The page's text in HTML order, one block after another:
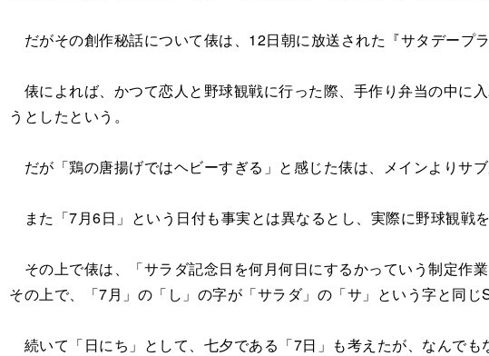
だがその創作秘話について俵は、12日朝に放送された『サタデープ
俵によれば、かつて恋人と野球観戦に行った際、手作り弁当の中に
うとしたという。
だが「鶏の唐揚げではヘビーすぎる」と感じた俵は、メインよりサ
また「7月6日」という日付も事実とは異なるとし、実際に野球観戦
その上で俵は、「サラダ記念日を何月何日にするかっていう制定作
その上で、「7月」の「し」の字が「サラダ」の「サ」という字と同
続いて「日にち」として、七夕である「7日」も考えたが、なんで